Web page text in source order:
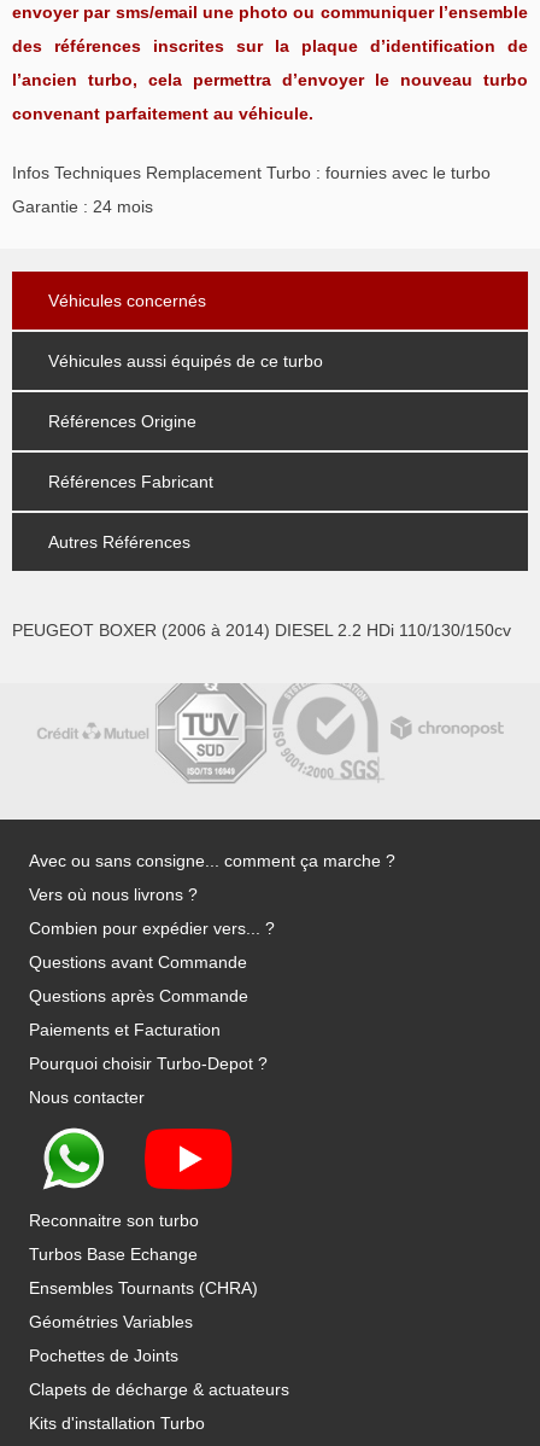
envoyer par sms/email une photo ou communiquer l’ensemble
des références inscrites sur la plaque d’identification de
l’ancien turbo, cela permettra d’envoyer le nouveau turbo
convenant parfaitement au véhicule.
Infos Techniques Remplacement Turbo : fournies avec le turbo
Garantie : 24 mois
Véhicules concernés
Véhicules aussi équipés de ce turbo
Références Origine
Références Fabricant
Autres Références
PEUGEOT BOXER (2006 à 2014) DIESEL 2.2 HDi 110/130/150cv
Avec ou sans consigne... comment ça marche ?
Vers où nous livrons ?
Combien pour expédier vers... ?
Questions avant Commande
Questions après Commande
Paiements et Facturation
Pourquoi choisir Turbo-Depot ?
Nous contacter
Reconnaitre son turbo
Turbos Base Echange
Ensembles Tournants (CHRA)
Géométries Variables
Pochettes de Joints
Clapets de décharge & actuateurs
Kits d'installation Turbo